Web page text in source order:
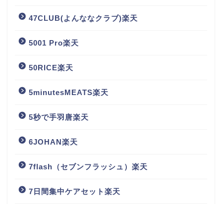
47CLUB(よんななクラブ)楽天
5001 Pro楽天
50RICE楽天
5minutesMEATS楽天
5秒で手羽唐楽天
6JOHAN楽天
7flash（セブンフラッシュ）楽天
7日間集中ケアセット楽天